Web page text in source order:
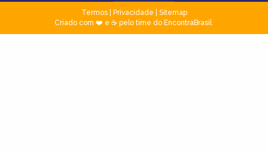
Termos| Privacidade
Sitemap
Criado com ❤️ e ☕ pelo time do EncontraBrasil